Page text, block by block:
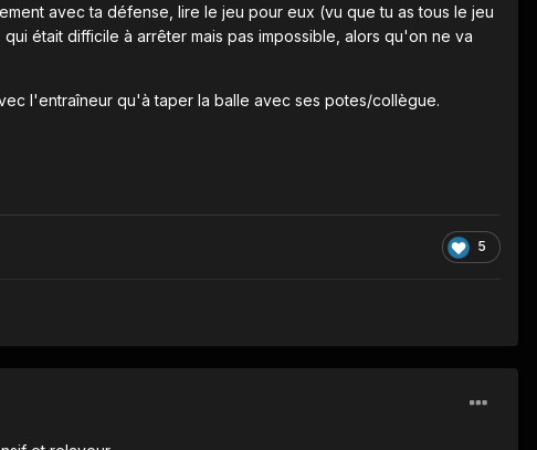
avec ta défense, lire le jeu pour eux (vu que tu as tous le jeu
était difficile à arrêter mais pas impossible, alors qu'on ne va
l'entraîneur qu'à taper la balle avec ses potes/collègue.
5